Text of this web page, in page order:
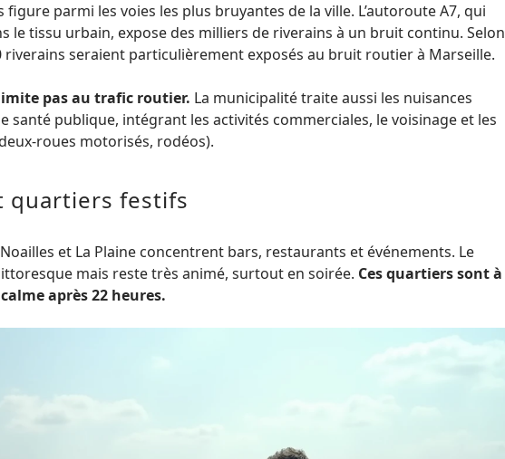
parmi les voies les plus bruyantes de la ville. L’autoroute A7, qui
le tissu urbain, expose des milliers de riverains à un bruit continu. Selon
riverains seraient particulièrement exposés au bruit routier à Marseille.
pas au trafic routier. La municipalité traite aussi les nuisances
santé publique, intégrant les activités commerciales, le voisinage et les
roues motorisés, rodéos).
quartiers festifs
et La Plaine concentrent bars, restaurants et événements. Le
mais reste très animé, surtout en soirée. Ces quartiers sont à
après 22 heures.